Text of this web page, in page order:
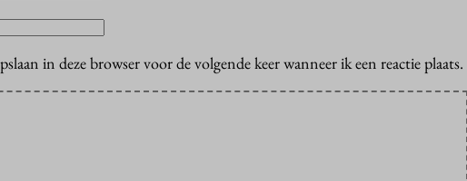
in deze browser voor de volgende keer wanneer ik een reactie plaats.